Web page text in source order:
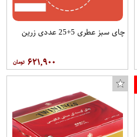
چای سبز عطری 5+25 عددی زرین
۶۲۱,۹۰۰